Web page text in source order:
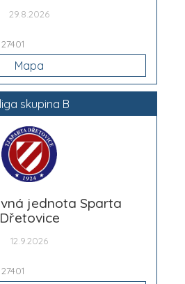
29.8.2026
Mapa
skupina B
jednota Sparta
Dřetovice
12.9.2026